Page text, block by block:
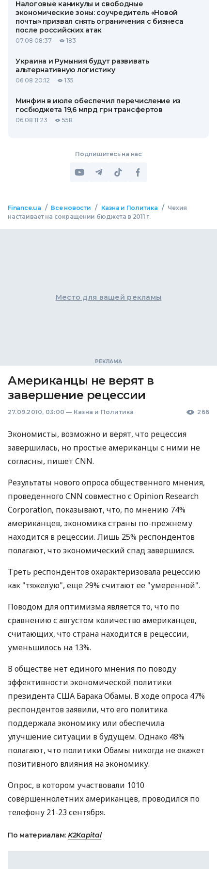
Налоговые каникулы и свободные
экономические зоны: соучредитель «Новой
почты» призвал снять ограничения с бизнеса
после российских атак
07.08 08:37 183
Украина и Румыния будут развивать
альтернативную логистику
06.08 20:12 135
Минфин в июле обеспечил перечисление из
госбюджета 19,6 млрд грн трансфертов
06.08 11:23 558
Подпишитесь на нас
Finance.ua / Все новости / Казна и Политика / Чехия
настаивает на сокращении бюджета в 2011 г.
Место для вашей рекламы
Американцы не верят в
завершение рецессии
27.09.2010, 03:00 — Казна и Политика 266
Экономисты, возможно и верят, что рецессия
завершилась, но простые американцы с ними не
согласны, пишет CNN.
Результаты нового опроса общественного мнения,
проведенного CNN совместно с Opinion Research
Corporation, показывают, что, по мнению 74%
американцев, экономика страны по-прежнему
находится в рецессии. Лишь 25% респондентов
полагают, что экономический спад завершился.
Треть респондентов охарактеризовала рецессию
как "тяжелую", еще 29% считают ее "умеренной".
Поводом для оптимизма является то, что по
сравнению с августом количество американцев,
считающих, что страна находится в рецессии,
уменьшилось на 13%.
В обществе нет единого мнения по поводу
эффективности экономической политики
президента США Барака Обамы. В ходе опроса 47%
респондентов заявили, что его политика
поддержала экономику или обеспечила
улучшение ситуации в будущем. Однако 48%
полагают, что политики Обамы никогда не окажет
позитивного влияния на экономику.
Опрос, в котором участвовали 1010
совершеннолетних американцев, проводился по
телефону 21-23 сентября.
По материалам: K2Kapital